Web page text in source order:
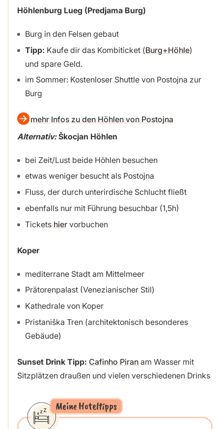
Höhlenburg Lueg (Predjama Burg)
Burg in den Felsen gebaut
Tipp: Kaufe dir das Kombiticket (Burg+Höhle)
und spare Geld.
im Sommer: Kostenloser Shuttle von Postojna zur
Burg
mehr Infos zu den Höhlen von Postojna
Alternativ:Škocjan Höhlen
bei Zeit/Lust beide Höhlen besuchen
etwas weniger besucht als Postojna
Fluss, der durch unterirdische Schlucht fließt
ebenfalls nur mit Führung besuchbar (1,5h)
Tickets hiervorbuchen
Koper
mediterrane Stadt am Mittelmeer
Prätorenpalast (Venezianischer Stil)
Kathedrale von Koper
Pristaniška Tren (architektonisch besonderes
Gebäude)
Sunset Drink Tipp: Cafinho Piranam Wasser mit
Sitzplätzen draußen und vielen verschiedenen Drinks
Meine Hoteltipps